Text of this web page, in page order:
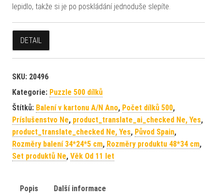
lepidlo, takže si je po poskládání jednoduše slepíte.
DETAIL
SKU: 20496
Kategorie: Puzzle 500 dílků
Štítků: Balení v kartonu A/N Ano, Počet dílků 500,
Príslušenstvo Ne, product_translate_ai_checked Ne, Yes,
product_translate_checked Ne, Yes, Původ Spain,
Rozměry balení 34*24*5 cm, Rozměry produktu 48*34 cm,
Set produktů Ne, Věk Od 11 let
Popis Další informace